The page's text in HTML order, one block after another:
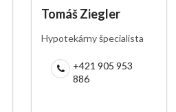
Tomáš Ziegler
Hypotekárny špecialista
+421 905 953
886